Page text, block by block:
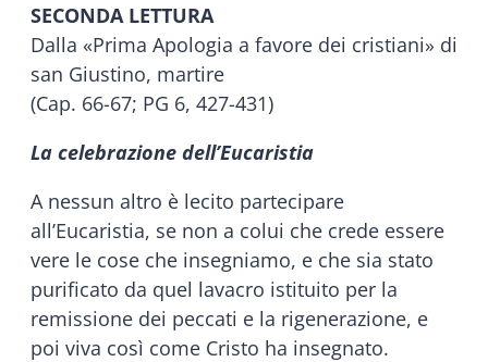
SECONDA LETTURA
Dalla «Prima Apologia a favore dei cristiani» di
san Giustino, martire
(Cap. 66-67; PG 6, 427-431)
La celebrazione dell’Eucaristia
A nessun altro è lecito partecipare
all’Eucaristia, se non a colui che crede essere
vere le cose che insegniamo, e che sia stato
purificato da quel lavacro istituito per la
remissione dei peccati e la rigenerazione, e
poi viva così come Cristo ha insegnato.